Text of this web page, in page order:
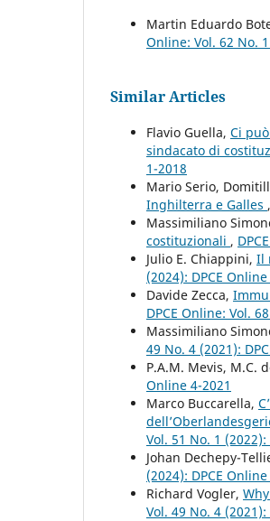
Martin Eduardo
Online: Vol. 62 No.
Similar Articles
Flavio Guella, Ci
sindacato di
1-2018
Mario Serio,
Inghilterra e Galles ,
Massimiliano
costituzionali ,
Julio E. Chiappini, Il
(2024): DPCE
Davide Zecca,
DPCE Online: Vol.
Massimiliano
49 No. 4 (2021):
P.A.M. Mevis, M.C.
Online 4-2021
Marco Buccarella,
Vol. 51 No. 1
Johan Dechepy-
(2024): DPCE
Richard Vogler,
Vol. 49 No. 4 (2021):